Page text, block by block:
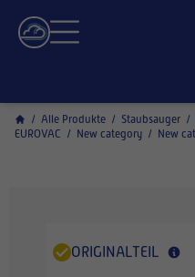
/ Alle Produkte / Staubsauger /
EUROVAC / New category / New
ORIGINALTEIL